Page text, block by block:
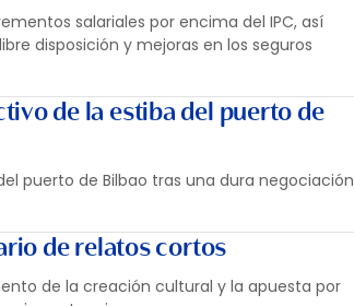
salariales por encima del IPC, así
disposición y mejoras en los seguros
de la estiba del puerto de
puerto de Bilbao tras una dura negociación
de relatos cortos
de la creación cultural y la apuesta por